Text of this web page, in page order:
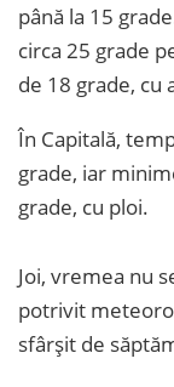
până la 15
circa 25 grade
de 18 grade, cu
În Capitală,
grade, iar
grade, cu ploi.
Joi, vremea nu
potrivit
sfârșit de